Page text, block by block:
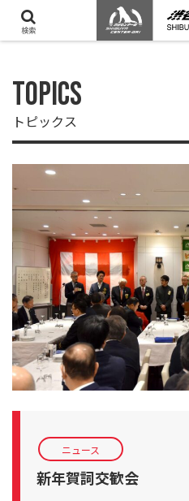
TOPICS
トピックス
ニュース
新年賀詞交歓会
検索